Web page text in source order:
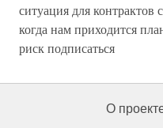
ситуация для
когда нам приходится
риск подписаться
О